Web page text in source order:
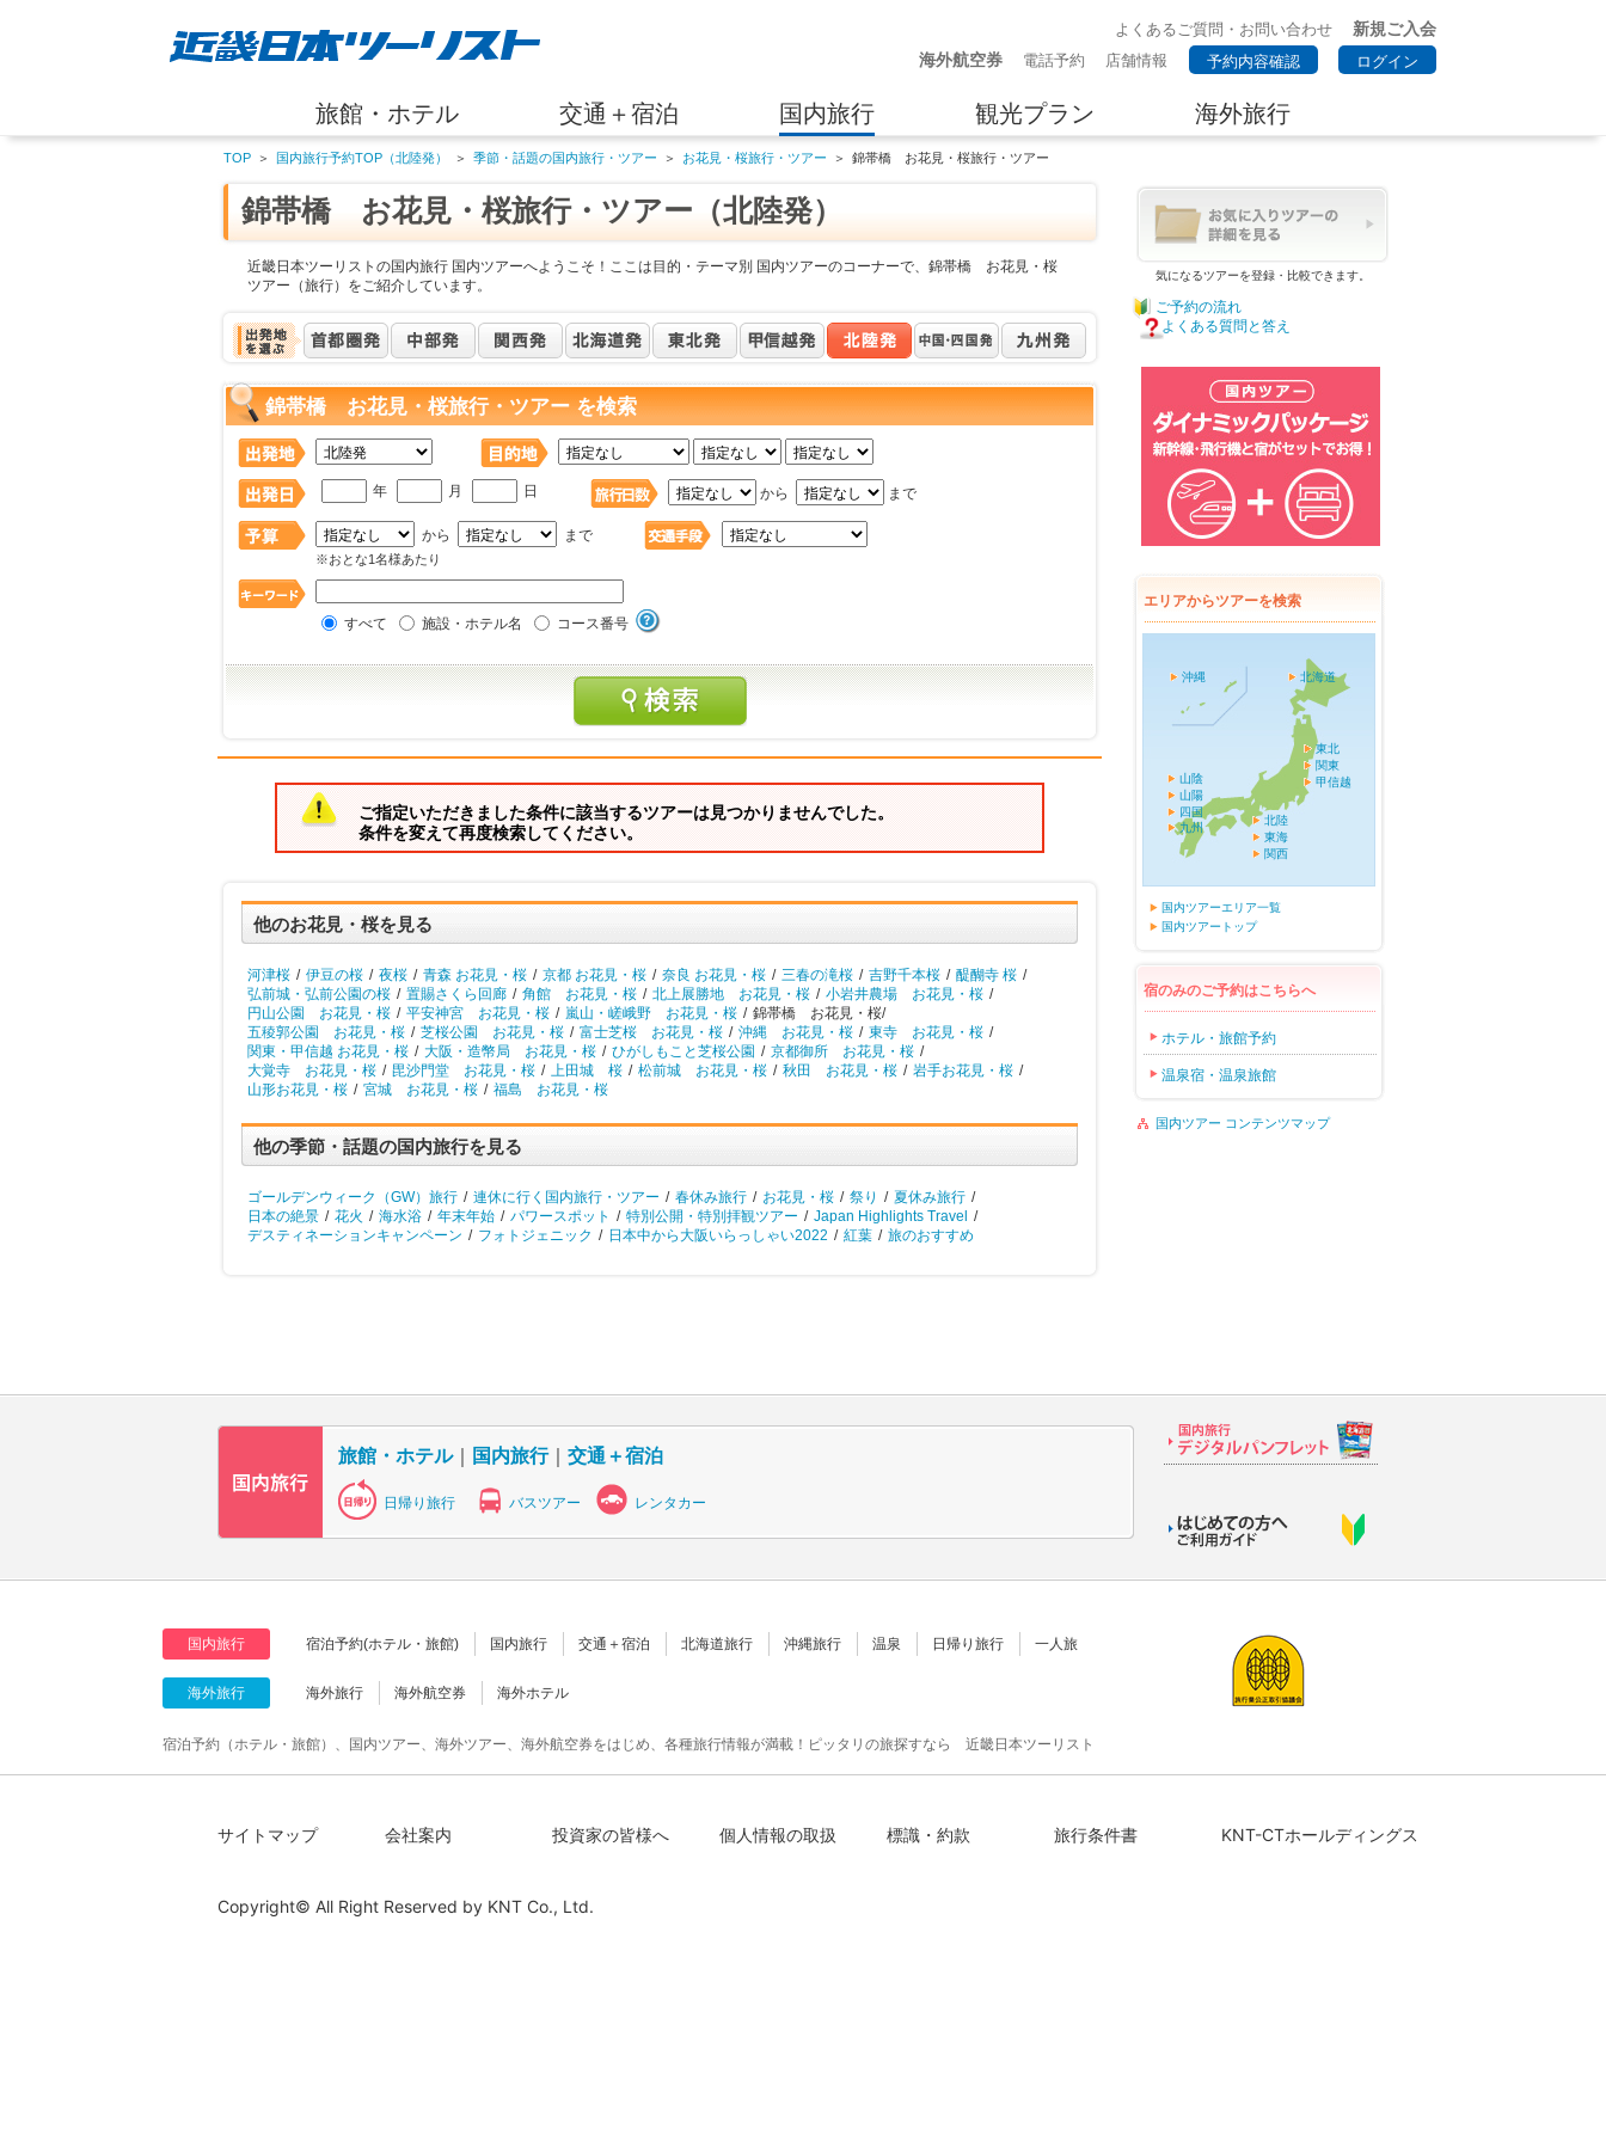
よくあるご質問・お問い合わせ
新規ご入会
海外航空券
電話予約 店舗情報 予約内容確認 ログイン
旅館・ホテル 交通＋宿泊 国内旅行 観光プラン 海外旅行
TOP ＞ 国内旅行予約TOP（北陸発） ＞ 季節・話題の国内旅行・ツアー ＞ お花見・桜旅行・ツアー ＞ 錦帯橋 お花見・桜旅行・ツアー
錦帯橋 お花見・桜旅行・ツアー（北陸発）
近畿日本ツーリストの国内旅行 国内ツアーへようこそ！ここは目的・テーマ別 国内ツアーのコーナーで、錦帯橋 お花見・桜
ツアー（旅行）をご紹介しています。
錦帯橋 お花見・桜旅行・ツアー を検索
年 月 日 から まで
から まで
※おとな1名様あたり
すべて 施設・ホテル名 コース番号
ご指定いただきました条件に該当するツアーは見つかりませんでした。
条件を変えて再度検索してください。
他のお花見・桜を見る
河津桜 / 伊豆の桜 / 夜桜 / 青森 お花見・桜 / 京都 お花見・桜 / 奈良 お花見・桜 / 三春の滝桜 / 吉野千本桜 / 醍醐寺 桜 /
弘前城・弘前公園の桜 / 置賜さくら回廊 / 角館 お花見・桜 / 北上展勝地 お花見・桜 / 小岩井農場 お花見・桜 /
円山公園 お花見・桜 / 平安神宮 お花見・桜 / 嵐山・嵯峨野 お花見・桜 / 錦帯橋 お花見・桜/
五稜郭公園 お花見・桜 / 芝桜公園 お花見・桜 / 富士芝桜 お花見・桜 / 沖縄 お花見・桜 / 東寺 お花見・桜 /
関東・甲信越 お花見・桜 / 大阪・造幣局 お花見・桜 / ひがしもこと芝桜公園 / 京都御所 お花見・桜 /
大覚寺 お花見・桜 / 毘沙門堂 お花見・桜 / 上田城 桜 / 松前城 お花見・桜 / 秋田 お花見・桜 / 岩手お花見・桜 /
山形お花見・桜 / 宮城 お花見・桜 / 福島 お花見・桜
他の季節・話題の国内旅行を見る
ゴールデンウィーク（GW）旅行 / 連休に行く国内旅行・ツアー / 春休み旅行 / お花見・桜 / 祭り / 夏休み旅行 /
日本の絶景 / 花火 / 海水浴 / 年末年始 / パワースポット / 特別公開・特別拝観ツアー / Japan Highlights Travel
/
デスティネーションキャンペーン / フォトジェニック / 日本中から大阪いらっしゃい2022 / 紅葉 / 旅のおすすめ
気になるツアーを登録・比較できます。
ご予約の流れ
よくある質問と答え
エリアからツアーを検索
北海道
東北
関東
甲信越
北陸
東海
関西
山陰
山陽
四国
九州
沖縄
国内ツアーエリア一覧
国内ツアートップ
宿のみのご予約はこちらへ
ホテル・旅館予約
温泉宿・温泉旅館
国内ツアー コンテンツマップ
旅館・ホテル｜ 国内旅行｜ 交通＋宿泊
日帰り旅行 バスツアー レンタカー
国内旅行 宿泊予約(ホテル・旅館) 国内旅行 交通＋宿泊 北海道旅行 沖縄旅行 温泉 日帰り旅行 一人旅
海外旅行 海外旅行 海外航空券 海外ホテル
宿泊予約（ホテル・旅館）、国内ツアー、海外ツアー、海外航空券をはじめ、各種旅行情報が満載！ピッタリの旅探すなら 近畿日本ツーリスト
サイトマップ 会社案内 投資家の皆様へ 個人情報の取扱 標識・約款 旅行条件書 KNT-CTホールディングス
Copyright© All Right Reserved by KNT Co., Ltd.